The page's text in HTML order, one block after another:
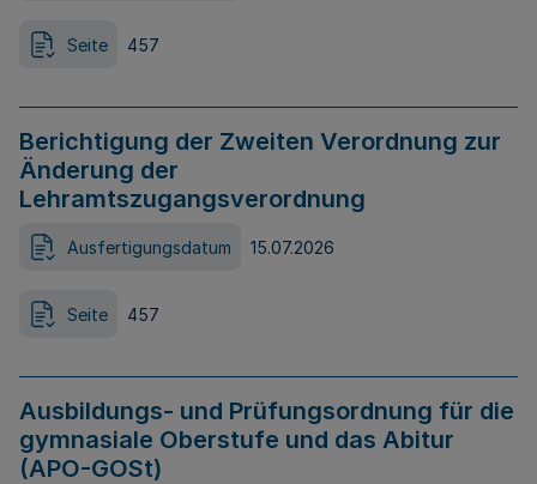
Seite 457
Berichtigung der Zweiten Verordnung zur
Änderung der
Lehramtszugangsverordnung
Ausfertigungsdatum 15.07.2026
Seite 457
Ausbildungs- und Prüfungsordnung für die
gymnasiale Oberstufe und das Abitur
(APO-GOSt)